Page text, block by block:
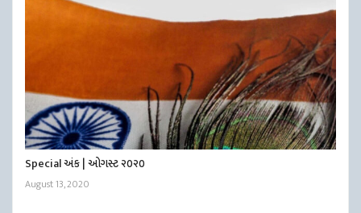
Special અંક | ઓગસ્ટ ૨૦૨૦
August 13, 2020